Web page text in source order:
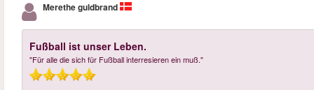
Merethe guldbrand
Fußball ist unser Leben.
"Für alle die sich für Fußball interresieren ein muß."